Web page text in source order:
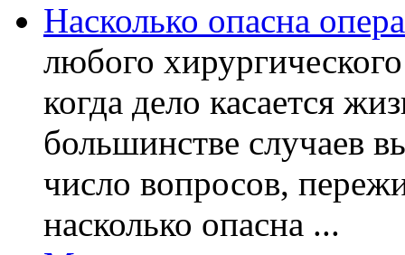
Насколько опасна
любого
когда дело касается
большинстве случаев
число вопросов,
насколько опасна ...